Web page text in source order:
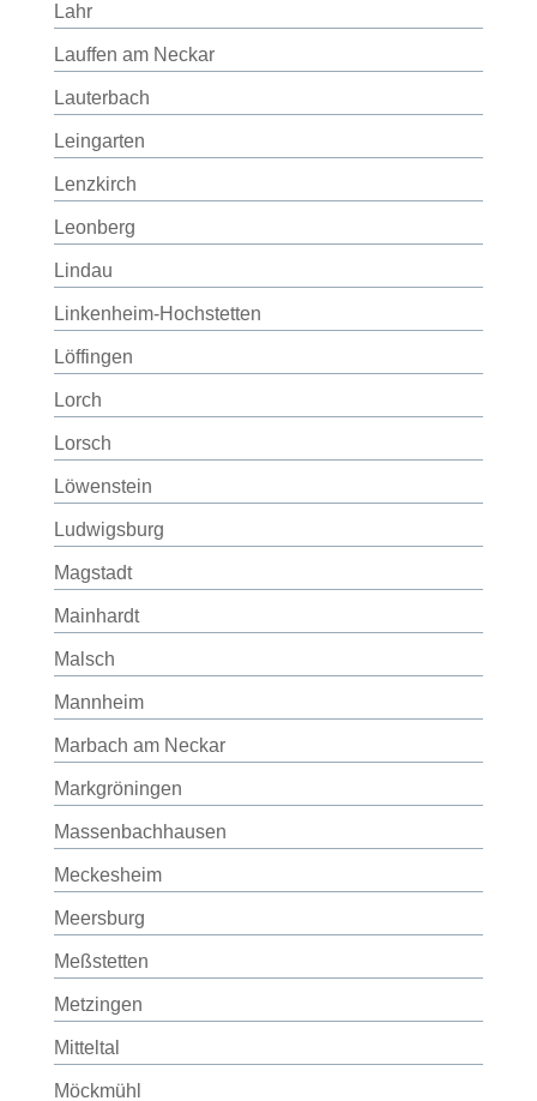
Lahr
Lauffen am Neckar
Lauterbach
Leingarten
Lenzkirch
Leonberg
Lindau
Linkenheim-Hochstetten
Löffingen
Lorch
Lorsch
Löwenstein
Ludwigsburg
Magstadt
Mainhardt
Malsch
Mannheim
Marbach am Neckar
Markgröningen
Massenbachhausen
Meckesheim
Meersburg
Meßstetten
Metzingen
Mitteltal
Möckmühl